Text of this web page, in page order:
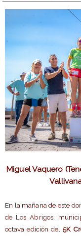
Miguel Vaquero
En la mañana de este
de Los Abrigos,
octava edición del5K